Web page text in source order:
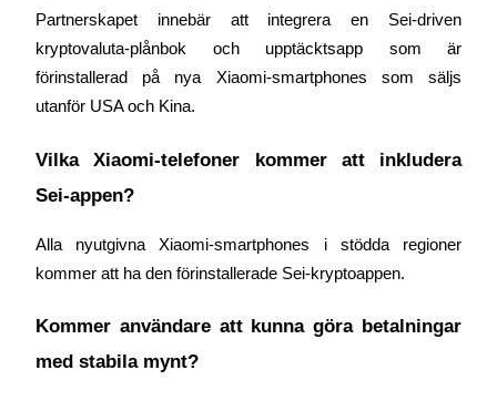
Fler evenemang
Vinn priser och exklusiva belöningar
Partnerskapet innebär att integrera en Sei-driven
kryptovaluta-plånbok och upptäcktsapp som är
förinstallerad på nya Xiaomi-smartphones som säljs
utanför USA och Kina.
Vilka Xiaomi-telefoner kommer att inkludera
Sei-appen?
Alla nyutgivna Xiaomi-smartphones i stödda regioner
kommer att ha den förinstallerade Sei-kryptoappen.
Kommer användare att kunna göra betalningar
med stabila mynt?